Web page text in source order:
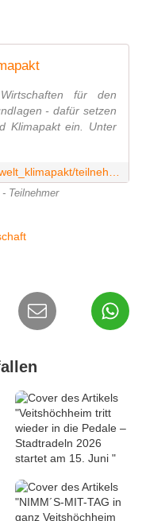
für den
- dafür setzen
Klimapakt ein. Unter
Teilnehmer